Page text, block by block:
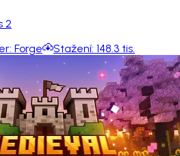
2
Forge Stažení: 148.3 tis.